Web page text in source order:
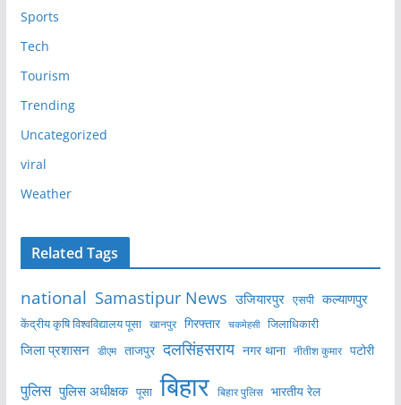
Sports
Tech
Tourism
Trending
Uncategorized
viral
Weather
Related Tags
national Samastipur News उजियारपुर एसपी कल्याणपुर
केंद्रीय कृषि विश्वविद्यालय पूसा खानपुर गिरफ्तार चकमेहसी जिलाधिकारी
जिला प्रशासन डीएम ताजपुर दलसिंहसराय नगर थाना नीतीश कुमार पटोरी
पुलिस पुलिस अधीक्षक पूसा बिहार बिहार पुलिस भारतीय रेल